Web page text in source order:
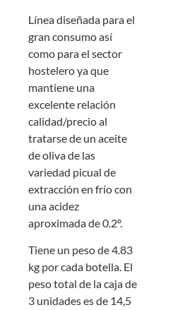
Línea diseñada para el
gran consumo así
como para el sector
hostelero ya que
mantiene una
excelente relación
calidad/precio al
tratarse de un aceite
de oliva de las
variedad picual de
extracción en frío con
una acidez
aproximada de 0.2º.
Tiene un peso de 4.83
kg por cada botella. El
peso total de la caja de
3 unidades es de 14,5